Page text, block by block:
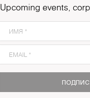
Upcoming events,